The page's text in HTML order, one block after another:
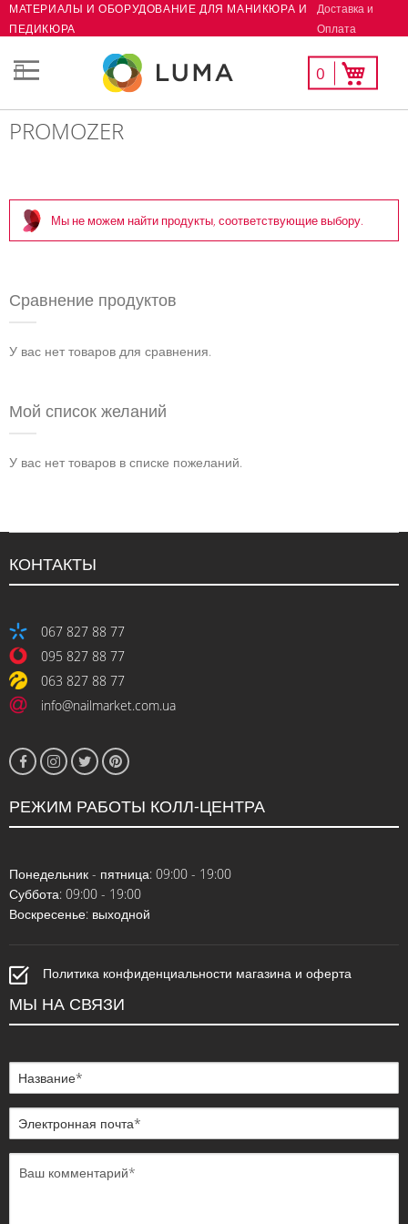
Skip
Content
МАТЕРИАЛЫ И ОБОРУДОВАНИЕ ДЛЯ МАНИКЮРА И
ПЕДИКЮРА
Доставка и
Оплата
Моя корзина
0
Мой
список
PROMOZER
Мы не можем найти продукты, соответствующие выбору.
Сравнение продуктов
У вас нет товаров для сравнения.
Мой список желаний
У вас нет товаров в списке пожеланий.
КОНТАКТЫ
067 827 88 77
095 827 88 77
063 827 88 77
info@nailmarket.com.ua
РЕЖИМ РАБОТЫ КОЛЛ-ЦЕНТРА
Понедельник - пятница: 09:00 - 19:00
Суббота: 09:00 - 19:00
Воскресенье: выходной
Политика конфиденциальности магазина и оферта
МЫ НА СВЯЗИ